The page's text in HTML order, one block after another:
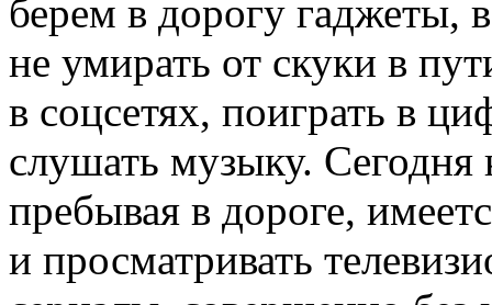
берем в дорогу гаджеты,
не умирать от скуки в
в соцсетях, поиграть в
слушать музыку. Сегодня
пребывая в дороге,
и просматривать